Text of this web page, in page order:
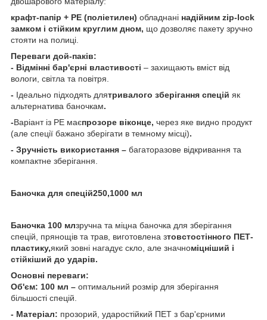
крафт-папір + РЕ (поліетилен) обладнані надійним zip-lock
замком і стійким круглим дном, що дозволяє пакету зручно
стояти на полиці.
Переваги дой-паків:
- Відмінні бар'єрні властивості – захищають вміст від
вологи, світла та повітря.
- Ідеально підходять длятривалого зберігання спецій як
альтернатива баночкам.
-Варіант із РЕ маєпрозоре віконце, через яке видно продукт
(але спеції бажано зберігати в темному місці).
- Зручність використання – багаторазове відкривання та
компактне зберігання.
Баночка для спецій250,1000 мл
Баночка 100 млзручна та міцна баночка для зберігання
спецій, прянощів та трав, виготовлена зтовстостінного ПЕТ-
пластику,який зовні нагадує скло, але значноміцніший і
стійкіший до ударів.
Основні переваги:
Об'єм: 100 мл – оптимальний розмір для зберігання
більшості спецій.
- Матеріал: прозорий, ударостійкий ПЕТ з бар'єрними